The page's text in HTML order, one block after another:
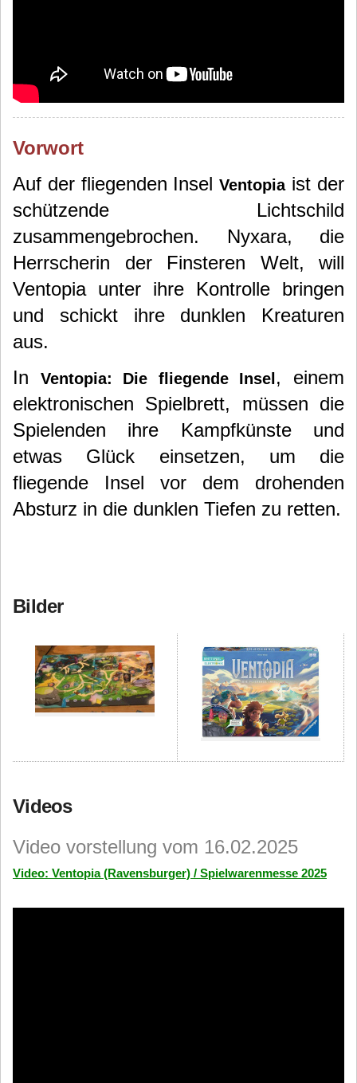
Vorwort
Auf der fliegenden InselVentopiaist der
schützende Lichtschild
zusammengebrochen. Nyxara, die
Herrscherin der Finsteren Welt, will
Ventopia unter ihre Kontrolle bringen
und schickt ihre dunklen Kreaturen
aus.
In
Ventopia: Die fliegende Insel , einem
elektronischen Spielbrett, müssen die
Spielenden ihre Kampfkünste und
etwas Glück einsetzen, um die
fliegende Insel vor dem drohenden
Absturz in die dunklen Tiefen zu retten.
Bilder
Videos
Video vorstellung vom 16.02.2025
Video: Ventopia (Ravensburger) / Spielwarenmesse 2025